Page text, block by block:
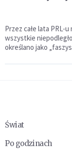
Przez całe lata PRL-
wszystkie
określano jako
Świat
Po godzinach